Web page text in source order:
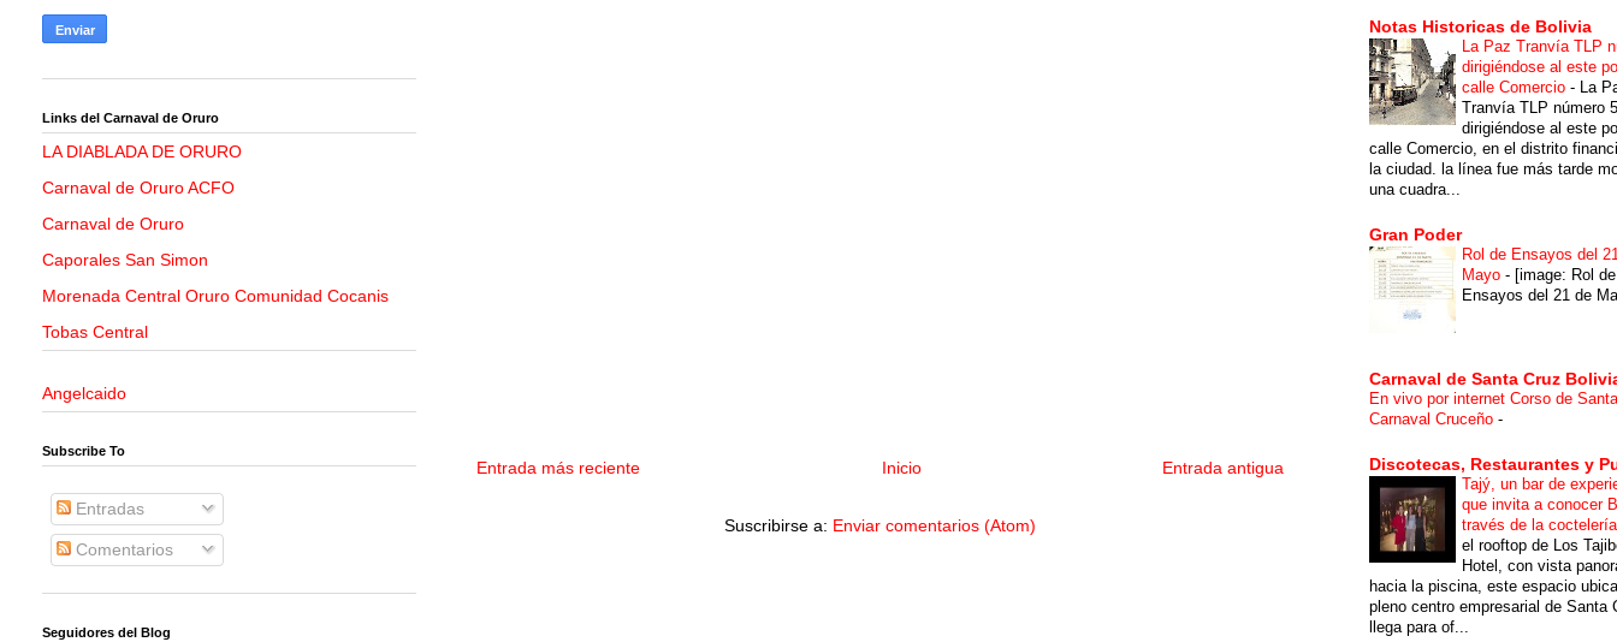
Entrada más reciente Entrada antigua
Inicio
Suscribirse a: Enviar comentarios (Atom)
Links del Carnaval de Oruro
LA DIABLADA DE ORURO
Carnaval de Oruro ACFO
Carnaval de Oruro
Caporales San Simon
Morenada Central Oruro Comunidad Cocanis
Tobas Central
Angelcaido
Subscribe To
Entradas
Comentarios
Seguidores del Blog
Notas Historicas de Bolivia
La Paz Tranvía TLP
dirigiéndose al este
calle Comercio - La
Tranvía TLP número 5
dirigiéndose al este
calle Comercio, en el distrito
la ciudad. la línea fue más tarde
una cuadra...
Gran Poder
Rol de Ensayos del
Mayo - [image: Rol de
Ensayos del 21 de
Carnaval de Santa Cruz
En vivo por internet Corso de
Carnaval Cruceño -
Discotecas, Restaurantes y
Tajý, un bar de
que invita a conocer
través de la
el rooftop de Los
Hotel, con vista
hacia la piscina, este espacio
pleno centro empresarial de Santa
llega para of...